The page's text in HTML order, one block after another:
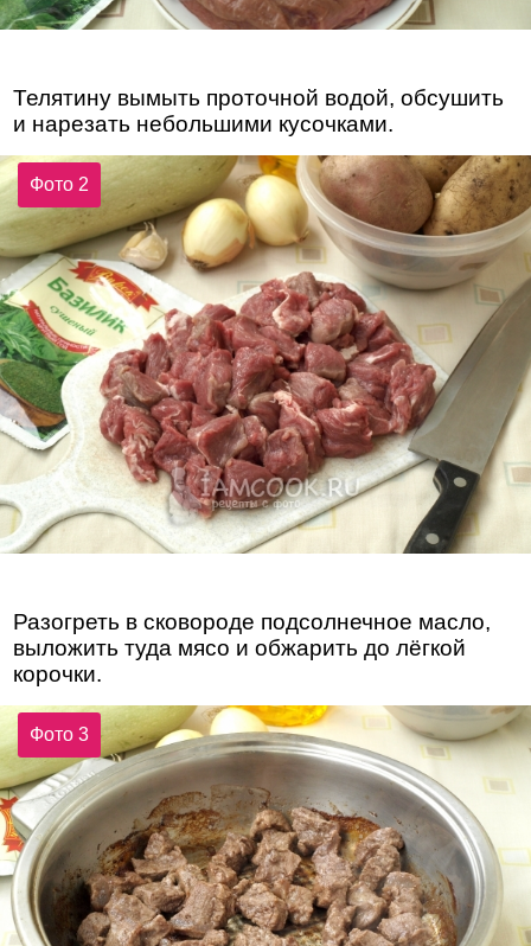
Телятину вымыть проточной водой, обсушить
и нарезать небольшими кусочками.
Фото 2
Разогреть в сковороде подсолнечное масло,
выложить туда мясо и обжарить до лёгкой
корочки.
Фото 3